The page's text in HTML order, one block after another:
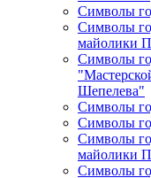
Символы
Символы
майолики
Символы
Шепелева"
Символы
Символы
Символы
майолики
Символы